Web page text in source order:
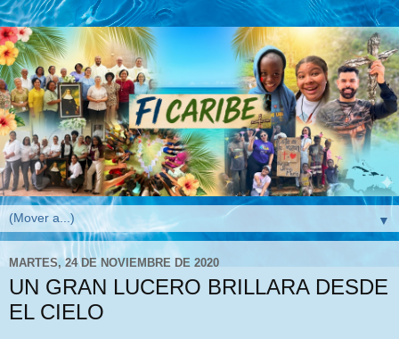
▼
MARTES, 24 DE NOVIEMBRE DE 2020
UN GRAN LUCERO BRILLARA DESDE
EL CIELO